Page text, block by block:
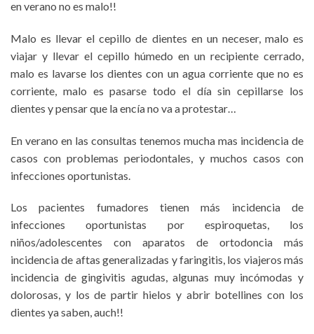
en verano no es malo!!
Malo es llevar el cepillo de dientes en un neceser, malo es
viajar y llevar el cepillo húmedo en un recipiente cerrado,
malo es lavarse los dientes con un agua corriente que no es
corriente, malo es pasarse todo el día sin cepillarse los
dientes y pensar que la encía no va a protestar…
En verano en las consultas tenemos mucha mas incidencia de
casos con problemas periodontales, y muchos casos con
infecciones oportunistas.
Los pacientes fumadores tienen más incidencia de
infecciones oportunistas por espiroquetas, los
niños/adolescentes con aparatos de ortodoncia más
incidencia de aftas generalizadas y faringitis, los viajeros más
incidencia de gingivitis agudas, algunas muy incómodas y
dolorosas, y los de partir hielos y abrir botellines con los
dientes ya saben, auch!!